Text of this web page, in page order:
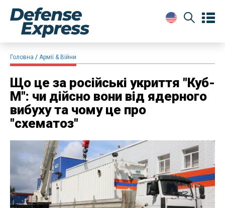
Головна Армії & Війни
Що це за російські укриття "Куб-
М": чи дійсно вони від ядерного
вибуху та чому це про
"схематоз"